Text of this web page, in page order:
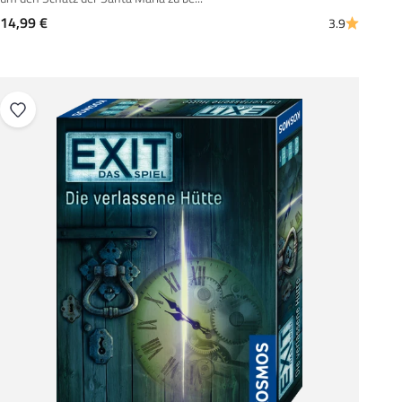
Angebot
14,99 € 3.9